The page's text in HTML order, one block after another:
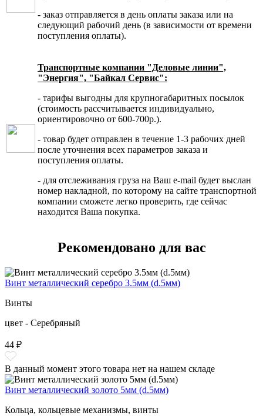
- заказ отправляется в день оплаты заказа или на
следующий рабочий день (в зависимости от времени
поступления оплаты).
Транспортные компании "Деловые линии",
"Энергия", "Байкал Сервис":
- тарифы выгодны для крупногабаритных посылок
(стоимость рассчитывается индивидуально,
ориентировочно от 600-700р.).
- товар будет отправлен в течение 1-3 рабочих дней
после уточнения всех параметров заказа и
поступления оплаты.
- для отслеживания груза на Ваш e-mail будет выслан
номер накладной, по которому на сайте транспортной
компании сможете легко проверить, где сейчас
находится Ваша покупка.
Рекомендовано для вас
Винт металлический серебро 3.5мм (d.5мм)
Винты
цвет - Серебряный
44 ₽
В данный момент этого товара нет на нашем складе
Винт металлический золото 5мм (d.5мм)
Кольца, кольцевые механизмы, винты